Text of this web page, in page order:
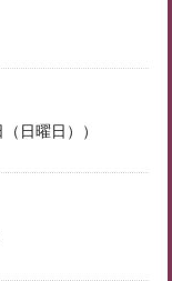
日曜日））